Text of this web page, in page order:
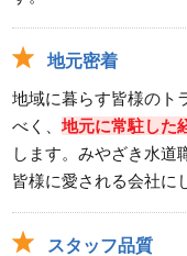
地元密着
地域に暮らす皆様のト
べく、地元に常駐した
します。みやざき水道
皆様に愛される会社に
スタッフ品質